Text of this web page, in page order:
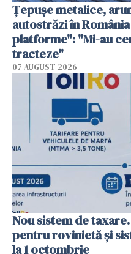
Țepușe metalice,
autostrăzi în
platforme": "Mi-au
tracteze"
07 AUGUST 2026
Nou sistem de
pentru rovinietă şi
la 1 octombrie